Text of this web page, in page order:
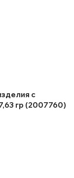
с
гр (2007760)